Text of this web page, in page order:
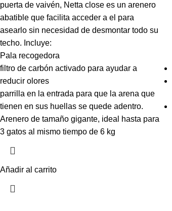
puerta de vaivén, Netta close es un arenero
abatible que facilita acceder a el para
asearlo sin necesidad de desmontar todo su
techo. Incluye:
Pala recogedora
filtro de carbón activado para ayudar a
reducir olores
parrilla en la entrada para que la arena que
tienen en sus huellas se quede adentro.
Arenero de tamaño gigante, ideal hasta para
3 gatos al mismo tiempo de 6 kg
Añadir al carrito